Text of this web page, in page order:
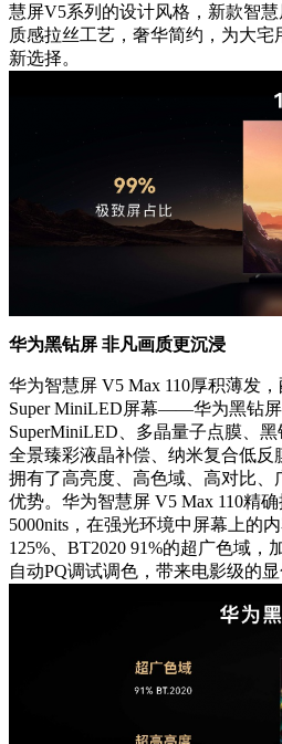
慧屏V5系列的设计风格，新款智
质感拉丝工艺，奢华简约，为大
新选择。
华为黑钻屏 非凡画质更沉浸
华为智慧屏 V5 Max 110厚积薄发
Super MiniLED屏幕——华为黑钻
SuperMiniLED、多晶量子点膜、
全景臻彩液晶补偿、纳米复合低
拥有了高亮度、高色域、高对比
优势。华为智慧屏 V5 Max 110精
5000nits，在强光环境中屏幕上的
125%、BT2020 91%的超广色域，
自动PQ调试调色，带来电影级的显